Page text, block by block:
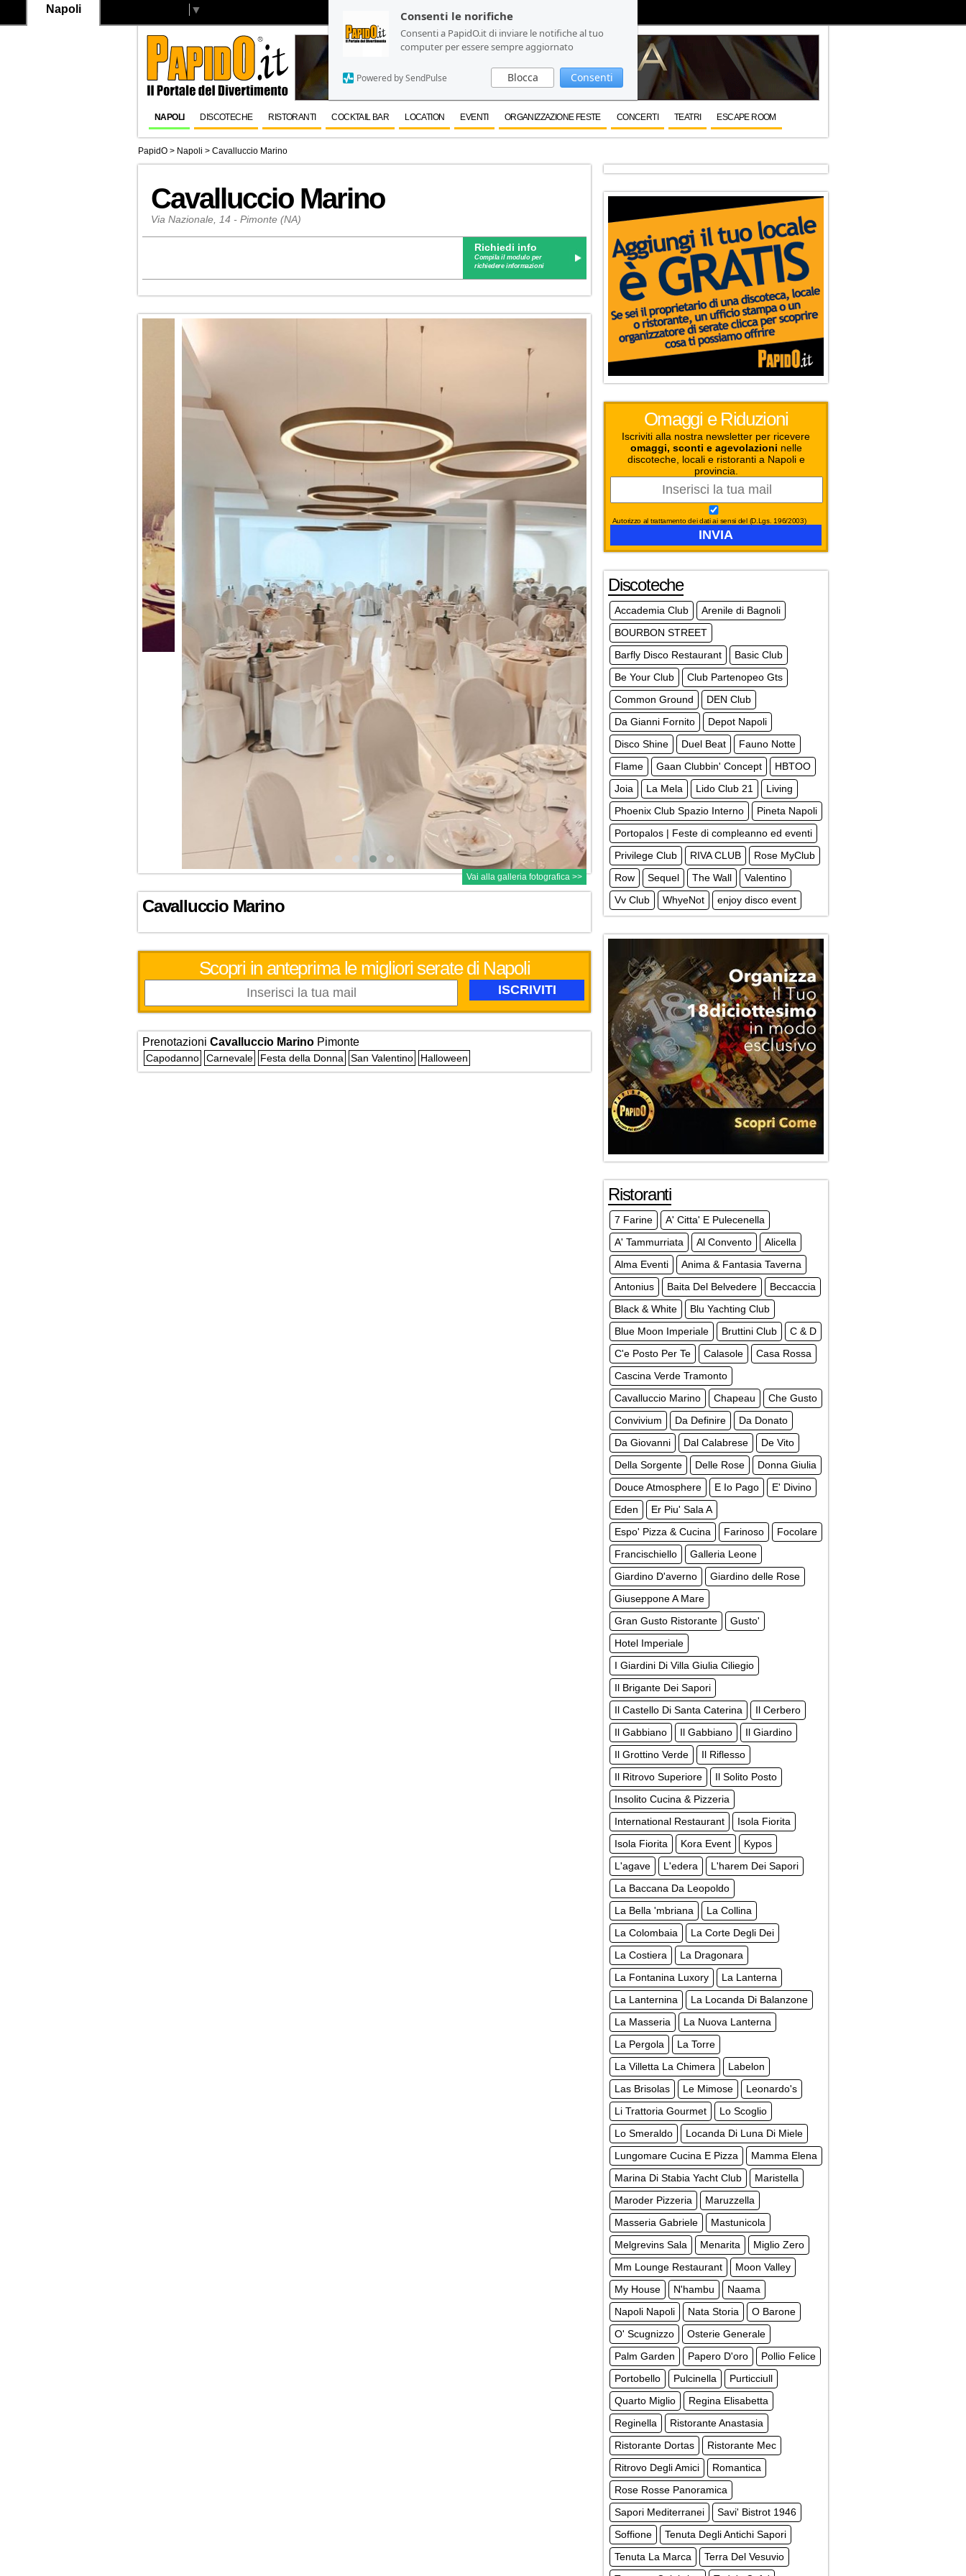
Consenti le norifiche
Consenti a PapidO.it di inviare le notifiche al tuo
computer per essere sempre aggiornato
Blocca Consenti
Powered by SendPulse
Consenti le norifiche
Consenti a PapidO.it di inviare le notifiche al tuo
computer per essere sempre aggiornato
Blocca Consenti
Powered by SendPulse
Napoli ▼
NAPOLI DISCOTECHE RISTORANTI COCKTAIL BAR LOCATION EVENTI ORGANIZZAZIONE FESTE CONCERTI TEATRI ESCAPE ROOM
PapidO > Napoli > Cavalluccio Marino
Cavalluccio Marino
Via Nazionale, 14 - Pimonte (NA)
Richiedi info
Compila il modulo per
richiedere informazioni
Vai alla galleria fotografica >>
Cavalluccio Marino
Scopri in anteprima le migliori serate di Napoli
Prenotazioni Cavalluccio Marino Pimonte
Capodanno Carnevale Festa della Donna San Valentino Halloween
Omaggi e Riduzioni
Iscriviti alla nostra newsletter per ricevere
omaggi, sconti e agevolazioni nelle
discoteche, locali e ristoranti a Napoli e
provincia.
Autorizzo al trattamento dei dati ai sensi del (D.Lgs. 196/2003)
Discoteche
Accademia Club
Arenile di Bagnoli
BOURBON STREET
Barfly Disco Restaurant
Basic Club
Be Your Club
Club Partenopeo Gts
Common Ground
DEN Club
Da Gianni Fornito
Depot Napoli
Disco Shine
Duel Beat
Fauno Notte
Flame
Gaan Clubbin' Concept
HBTOO
Joia
La Mela Lido Club 21
Living
Phoenix Club Spazio Interno
Pineta Napoli
Portopalos | Feste di compleanno ed eventi
Privilege Club
RIVA CLUB
Rose MyClub
Row
Sequel The Wall
Valentino
Vv Club
WhyeNot enjoy disco event
Ristoranti
7 Farine
A' Citta' E Pulecenella
A' Tammurriata
Al Convento
Alicella
Alma Eventi
Anima & Fantasia Taverna
Antonius
Baita Del Belvedere
Beccaccia
Black & White
Blu Yachting Club
Blue Moon Imperiale
Bruttini Club
C & D
C'e Posto Per Te
Calasole
Casa Rossa
Cascina Verde Tramonto
Cavalluccio Marino
Chapeau
Che Gusto
Convivium
Da Definire
Da Donato
Da Giovanni
Dal Calabrese
De Vito
Della Sorgente
Delle Rose
Donna Giulia
Douce Atmosphere
E Io Pago
E' Divino
Eden
Er Piu' Sala A
Espo' Pizza & Cucina
Farinoso
Focolare
Francischiello
Galleria Leone
Giardino D'averno
Giardino delle Rose
Giuseppone A Mare
Gran Gusto Ristorante
Gusto'
Hotel Imperiale
I Giardini Di Villa Giulia Ciliegio
Il Brigante Dei Sapori
Il Castello Di Santa Caterina
Il Cerbero
Il Gabbiano
Il Gabbiano
Il Giardino
Il Grottino Verde
Il Riflesso
Il Ritrovo Superiore
Il Solito Posto
Insolito Cucina & Pizzeria
International Restaurant
Isola Fiorita
Isola Fiorita
Kora Event
Kypos
L'agave
L'edera
L'harem Dei Sapori
La Baccana Da Leopoldo
La Bella 'mbriana
La Collina
La Colombaia
La Corte Degli Dei
La Costiera
La Dragonara
La Fontanina Luxory
La Lanterna
La Lanternina
La Locanda Di Balanzone
La Masseria
La Nuova Lanterna
La Pergola
La Torre
La Villetta La Chimera
Labelon
Las Brisolas
Le Mimose
Leonardo's
Li Trattoria Gourmet
Lo Scoglio
Lo Smeraldo
Locanda Di Luna Di Miele
Lungomare Cucina E Pizza
Mamma Elena
Marina Di Stabia Yacht Club
Maristella
Maroder Pizzeria
Maruzzella
Masseria Gabriele
Mastunicola
Melgrevins Sala
Menarita
Miglio Zero
Mm Lounge Restaurant
Moon Valley
My House
N'hambu
Naama
Napoli Napoli
Nata Storia
O Barone
O' Scugnizzo
Osterie Generale
Palm Garden
Papero D'oro
Pollio Felice
Portobello
Pulcinella
Purticciull
Quarto Miglio
Regina Elisabetta
Reginella
Ristorante Anastasia
Ristorante Dortas
Ristorante Mec
Ritrovo Degli Amici
Romantica
Rose Rosse Panoramica
Sapori Mediterranei
Savi' Bistrot 1946
Soffione
Tenuta Degli Antichi Sapori
Tenuta La Marca
Terra Del Vesuvio